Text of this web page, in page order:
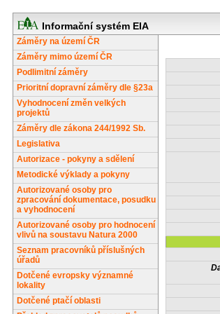
Informační systém EIA
Záměry na území ČR
Záměry mimo území ČR
Podlimitní záměry
Prioritní dopravní záměry dle §23a
Vyhodnocení změn velkých
projektů
Záměry dle zákona 244/1992 Sb.
Legislativa
Autorizace - pokyny a sdělení
Metodické výklady a pokyny
Autorizované osoby pro
zpracování dokumentace, posudku
a vyhodnocení
Autorizované osoby pro hodnocení
vlivů na soustavu Natura 2000
Seznam pracovníků příslušných
úřadů
Dotčené evropsky významné
lokality
Dotčené ptačí oblasti